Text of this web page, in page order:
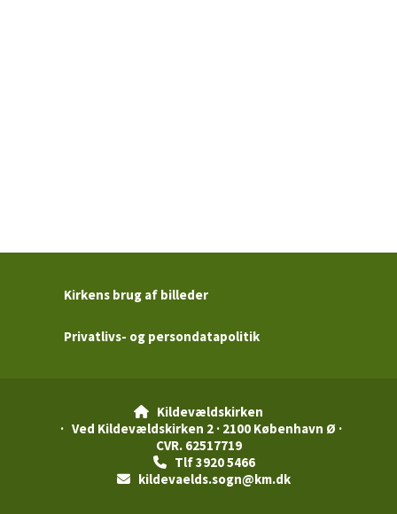
Kirkens brug af billeder
Privatlivs- og persondatapolitik

Kildevældskirken
· Ved Kildevældskirken 2 · 2100 København Ø ·
CVR. 62517719
Tlf 3920 5466
 kildevaelds.sogn@km.dk